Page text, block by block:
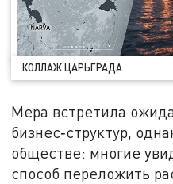
КОЛЛАЖ ЦАРЬГРАДА
Мера встретила
бизнес‑структур,
обществе: многие
способ переложить